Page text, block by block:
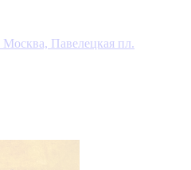
Москва, Павелецкая пл.